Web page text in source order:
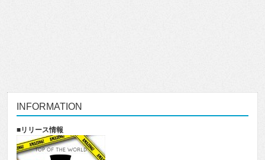
INFORMATION
■リリース情報